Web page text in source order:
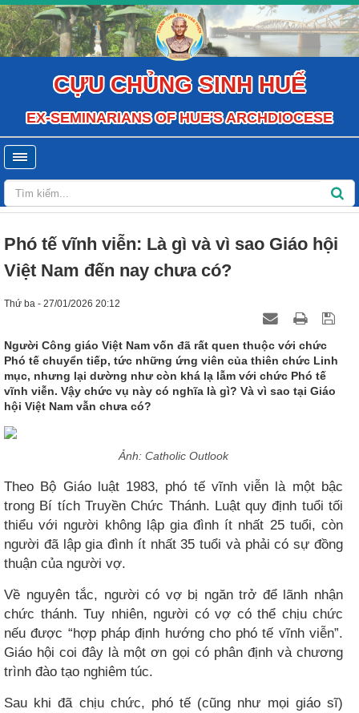
CỰU CHỦNG SINH HUẾ
EX-SEMINARIANS OF HUE'S ARCHDIOCESE
Phó tế vĩnh viễn: Là gì và vì sao Giáo hội
Việt Nam đến nay chưa có?
Thứ ba - 27/01/2026 20:12
Người Công giáo Việt Nam vốn đã rất quen thuộc với chức
Phó tế chuyển tiếp, tức những ứng viên của thiên chức Linh
mục, nhưng lại dường như còn khá lạ lẫm với chức Phó tế
vĩnh viễn. Vậy chức vụ này có nghĩa là gì? Và vì sao tại Giáo
hội Việt Nam vẫn chưa có?
Ảnh: Catholic Outlook
Theo Bộ Giáo luật 1983, phó tế vĩnh viễn là một bậc
trong Bí tích Truyền Chức Thánh. Luật quy định tuổi tối
thiểu với người không lập gia đình ít nhất 25 tuổi, còn
người đã lập gia đình ít nhất 35 tuổi và phải có sự đồng
thuận của người vợ.
Về nguyên tắc, người có vợ bị ngăn trở để lãnh nhận
chức thánh. Tuy nhiên, người có vợ có thể chịu chức
nếu được “hợp pháp định hướng cho phó tế vĩnh viễn”.
Giáo hội coi đây là một ơn gọi có phân định và chương
trình đào tạo nghiêm túc.
Sau khi đã chịu chức, phó tế (cũng như mọi giáo sĩ)